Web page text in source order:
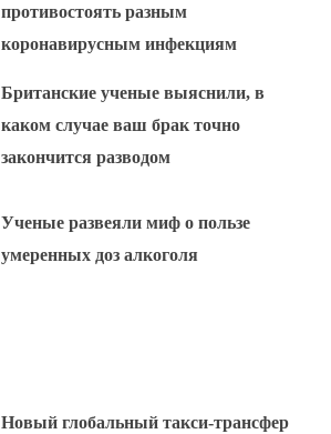
противостоять разным
коронавирусным инфекциям
Британские ученые выяснили, в
каком случае ваш брак точно
закончится разводом
Ученые развеяли миф о пользе
умеренных доз алкоголя
Новый глобальный такси-трансфер